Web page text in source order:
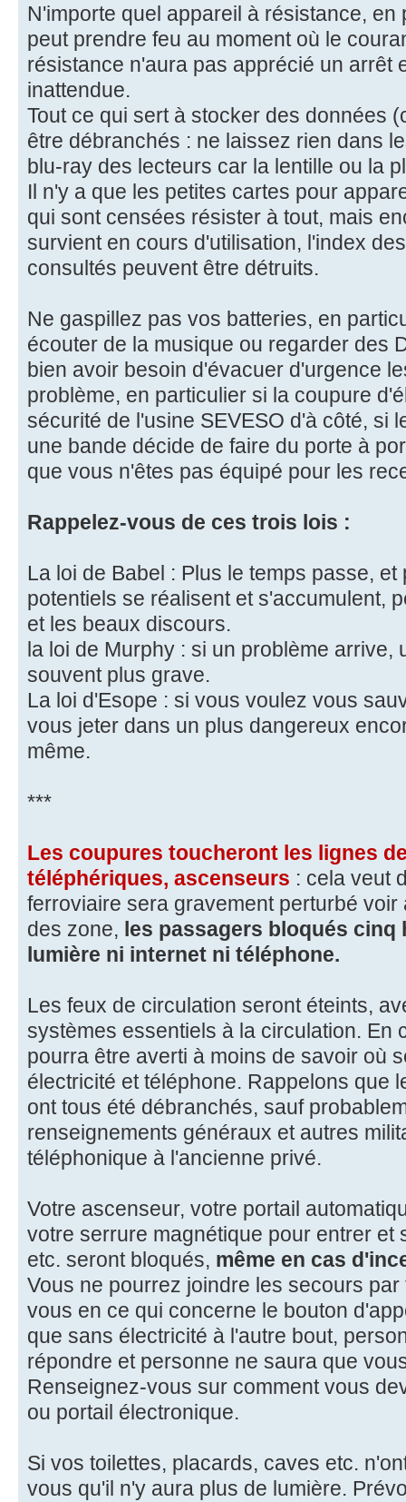
N'importe quel appareil à résistance,
peut prendre feu au moment où le
résistance n'aura pas apprécié un arrêt
inattendue.
Tout ce qui sert à stocker des données
être débranchés : ne laissez rien dans
blu-ray des lecteurs car la lentille ou la
Il n'y a que les petites cartes pour
qui sont censées résister à tout, mais
survient en cours d'utilisation, l'index
consultés peuvent être détruits.
Ne gaspillez pas vos batteries, en
écouter de la musique ou regarder des
bien avoir besoin d'évacuer d'urgence
problème, en particulier si la coupure
sécurité de l'usine SEVESO d'à côté, si
une bande décide de faire du porte à
que vous n'êtes pas équipé pour les
Rappelez-vous de ces trois lois :
La loi de Babel : Plus le temps passe,
potentiels se réalisent et s'accumulent,
et les beaux discours.
la loi de Murphy : si un problème arrive,
souvent plus grave.
La loi d'Esope : si vous voulez vous
vous jeter dans un plus dangereux
même.
***
Les coupures toucheront les lignes
téléphériques, ascenseurs : cela veut
ferroviaire sera gravement perturbé
des zone, les passagers bloqués cinq
lumière ni internet ni téléphone.
Les feux de circulation seront éteints,
systèmes essentiels à la circulation. En
pourra être averti à moins de savoir où
électricité et téléphone. Rappelons que
ont tous été débranchés, sauf
renseignements généraux et autres
téléphonique à l'ancienne privé.
Votre ascenseur, votre portail
votre serrure magnétique pour entrer et
etc. seront bloqués, même en cas
Vous ne pourrez joindre les secours
vous en ce qui concerne le bouton
que sans électricité à l'autre bout,
répondre et personne ne saura que
Renseignez-vous sur comment vous
ou portail électronique.
Si vos toilettes, placards, caves etc.
vous qu'il n'y aura plus de lumière.